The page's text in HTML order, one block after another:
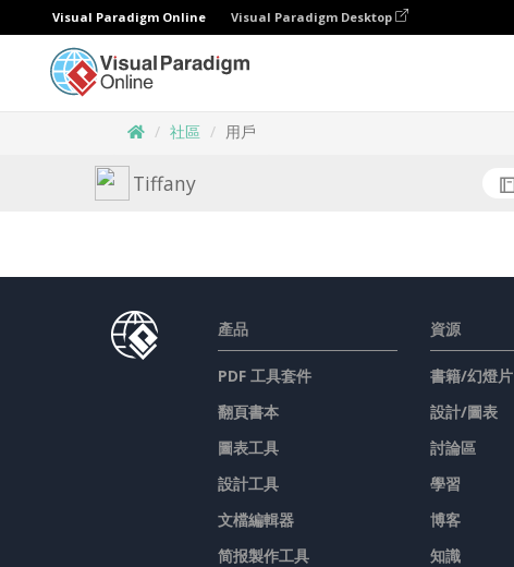
Visual Paradigm Online Visual Paradigm Desktop
社區 用戶
Tiffany
產品
PDF 工具套件
翻頁書本
圖表工具
設計工具
文檔編輯器
简报製作工具
資源
書籍/幻燈片
設計/圖表
討論區
學習
博客
知識